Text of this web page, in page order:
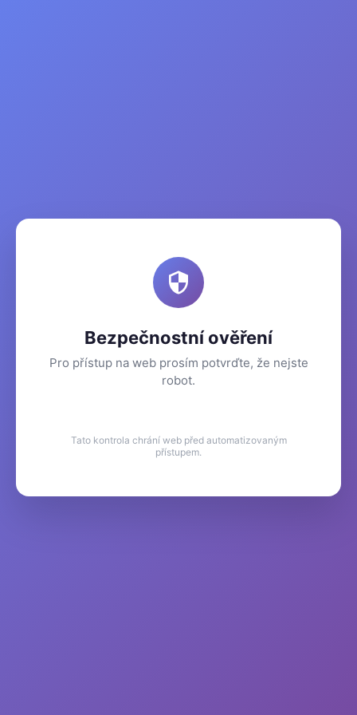
Bezpečnostní ověření
Pro přístup na web prosím potvrďte, že nejste
robot.
Tato kontrola chrání web před automatizovaným
přístupem.